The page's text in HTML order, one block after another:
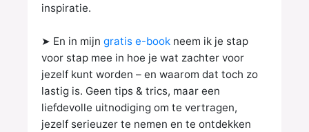
inspiratie.
➤ En in mijn gratis e-book neem ik je stap
voor stap mee in hoe je wat zachter voor
jezelf kunt worden – en waarom dat toch zo
lastig is. Geen tips & trics, maar een
liefdevolle uitnodiging om te vertragen,
jezelf serieuzer te nemen en te ontdekken